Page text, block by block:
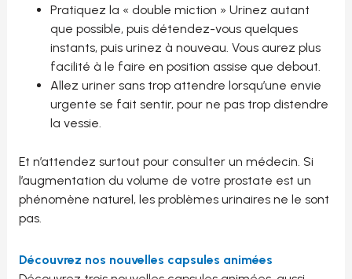
Pratiquez la « double miction » Urinez autant
que possible, puis détendez-vous quelques
instants, puis urinez à nouveau. Vous aurez plus
facilité à le faire en position assise que debout.
Allez uriner sans trop attendre lorsqu’une envie
urgente se fait sentir, pour ne pas trop distendre
la vessie.
Et n’attendez surtout pour consulter un médecin. Si
l’augmentation du volume de votre prostate est un
phénomène naturel, les problèmes urinaires ne le sont
pas.
Découvrez nos nouvelles capsules animées